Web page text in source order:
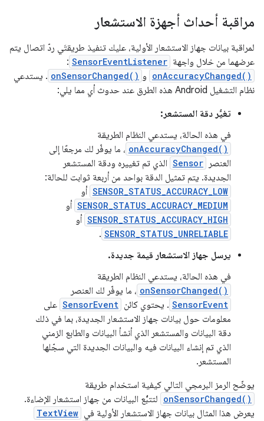
مراقبة أحداث أجهزة الاستشعار
لمراقبة بيانات جهاز الاستشعار الأولية، عليك تنفيذ طريقتَي ردّ اتصال يتم
عرضهما من خلال واجهة SensorEventListener
:
onAccuracyChanged() و onSensorChanged() . يستدعي
نظام التشغيل Android هذه الطرق عند حدوث أي مما يلي:
تغيُّر دقة المستشعر:
في هذه الحالة، يستدعي النظام الطريقة
onAccuracyChanged() ، ما يوفّر لك مرجعًا إلى
العنصر
Sensor الذي تم تغييره ودقة المستشعر
الجديدة. يتم تمثيل الدقة بواحد من أربعة ثوابت للحالة:
SENSOR_STATUS_ACCURACY_LOW أو
SENSOR_STATUS_ACCURACY_MEDIUM أو
SENSOR_STATUS_ACCURACY_HIGH أو
SENSOR_STATUS_UNRELIABLE
.
يرسل جهاز الاستشعار قيمة جديدة.
في هذه الحالة، يستدعي النظام الطريقة
onSensorChanged() ، ما يوفّر لك العنصر
SensorEvent . يحتوي كائن SensorEvent على
معلومات حول بيانات جهاز الاستشعار الجديدة، بما في ذلك
دقة البيانات والمستشعر الذي أنشأ البيانات والطابع الزمني
الذي تم إنشاء البيانات فيه والبيانات الجديدة التي سجّلها
المستشعر.
يوضّح الرمز البرمجي التالي كيفية استخدام طريقة
onSensorChanged() لتتبُّع البيانات من جهاز استشعار الإضاءة.
يعرض هذا المثال بيانات جهاز الاستشعار الأولية في TextView